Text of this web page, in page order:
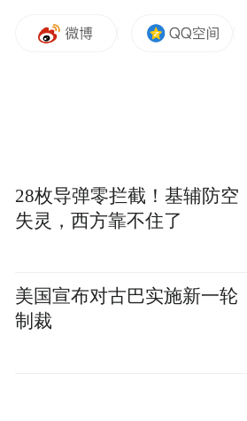
28枚导弹零拦截！基辅防空
失灵，西方靠不住了
美国宣布对古巴实施新一轮
制裁